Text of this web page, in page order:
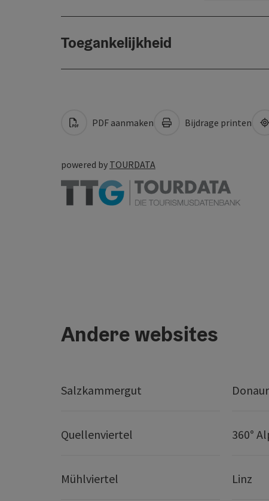
Toegankelijkheid
PDF aanmaken Bijdrage printen
powered by TOURDATA
Andere websites
Salzkammergut
Quellenviertel 360°
Mühlviertel Linz